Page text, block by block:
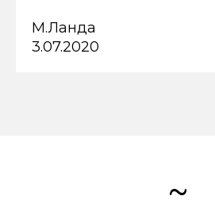
М.Ланда
3.07.2020
~